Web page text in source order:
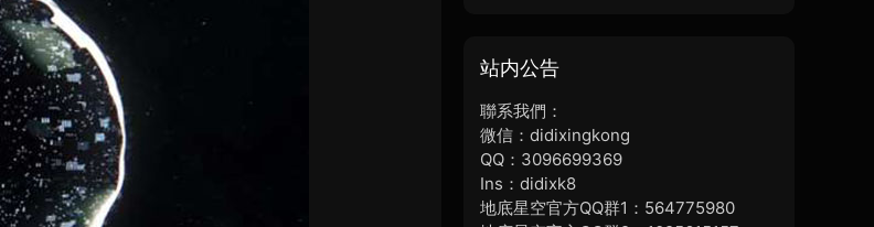
站内公告
聯系我們：
微信：didixingkong
QQ：3096699369
Ins：didixk8
地底星空官方QQ群1：564775980